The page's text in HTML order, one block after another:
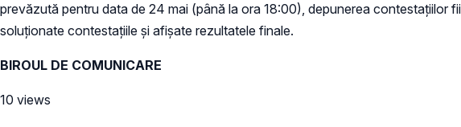
prevăzută pentru data de 24 mai (până la ora 18:00), depunerea contestaţiilor
soluţionate contestaţiile şi afişate rezultatele finale.
BIROUL DE COMUNICARE
10 views